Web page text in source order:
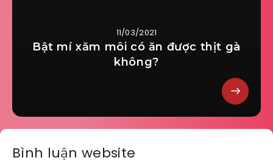
11/03/2021
Bật mí xăm môi có ăn được thịt gà
không?
Bình luận website